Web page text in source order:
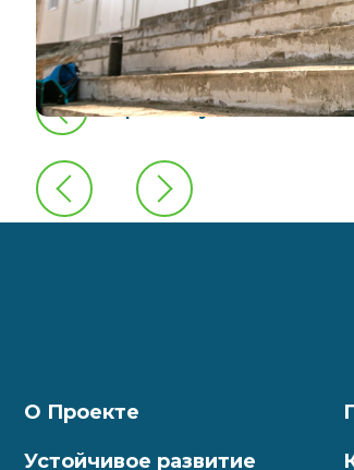
предыдущая новость
О Проекте
Устойчивое развитие